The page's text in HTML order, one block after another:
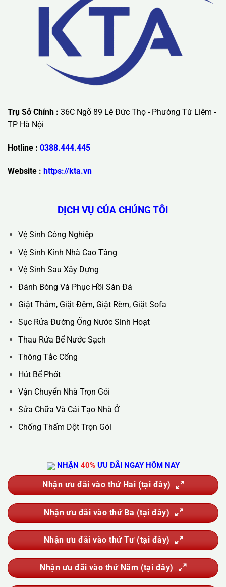
Lưu ý: Liên hệ chúng tôi được áp dụng chương trình khuyến
mãi ưu đãi có giá trị lớn nhất.
Trụ Sở Chính :36C Ngõ 89 Lê Đức Thọ - Phường Từ Liêm -
TP Hà Nội
Hotline : 0388.444.445
Vệ Sinh Công Nghiệp
Vệ Sinh Kính Nhà Cao Tầng
Đánh Bóng Và Phục Hồi Sàn Đá
Giặt Thảm, Giặt Đệm, Giặt Rèm, Giặt Sofa
Sục Rửa Đường Ống Nước Sinh Hoạt
Thau Rửa Bể Nước Sạch